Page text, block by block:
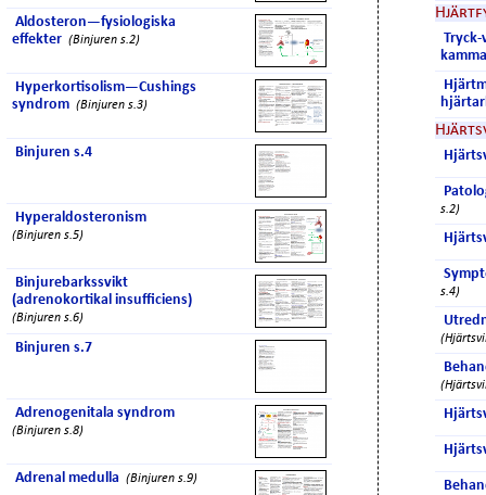
Aldosteron—fysiologiska
effekter (Binjuren s.2)
Hyperkortisolism—Cushings
syndrom (Binjuren s.3)
Binjuren s.4
Hyperaldosteronism
(Binjuren s.5)
Binjurebarkssvikt
(adrenokortikal insufficiens)
(Binjuren s.6)
Binjuren s.7
Adrenogenitala syndrom
(Binjuren s.8)
Adrenal medulla (Binjuren s.9)
s.2)
s.4)